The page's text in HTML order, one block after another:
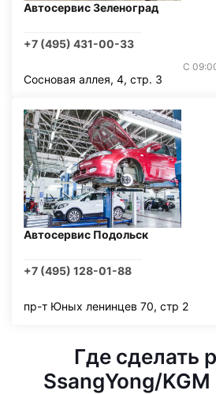
Автосервис Зеленоград
+7 (495) 431-00-33
С
Сосновая аллея, 4, стр. 3
Автосервис Подольск
+7 (495) 128-01-88
пр-т Юных ленинцев 70, стр 2
Где сделать
SsangYong/